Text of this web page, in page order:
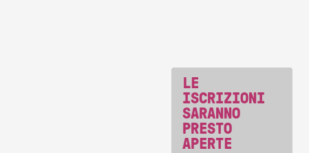
LE
ISCRIZIONI
SARANNO
PRESTO
APERTE